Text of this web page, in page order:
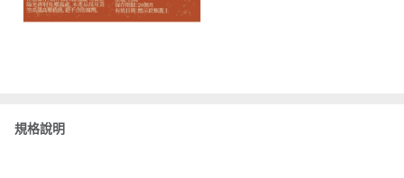
規格說明